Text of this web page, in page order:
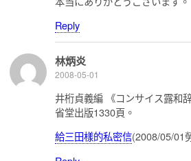
Reply
林炳炎
2008-05-01
井桁貞義編 《コンサイス露和
省堂出版1330頁。
給三田樣的私密信(2008/05/01